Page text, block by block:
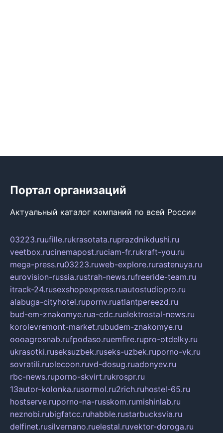
Портал организаций
Актуальный каталог компаний по всей России
03223.ruufille.rukrasotata.ruprazdnikdushi.ru
veetbox.rucinemapost.ruciam-fr.rukraft-you.ru
mega-press.ru03223.ruweb-explore.rurastenuya.ru
eurovision-russia.rustrah-news.rufreeride-team.ru
itrack-24.rusexshopexpress.ruautostudiopro.ru
alabuga-cityhotel.rupornv.ruatlantpereezd.ru
bud-em-znakomye.rua-cdc.ruelektrostal-news.ru
korolevremont-market.rubudem-znakomye.ru
oooagrosnab.rufpodaso.ruemfire.rupro-otdelky.ru
ukrasotki.ruseksuzbek.ruseks-uzbek.ruporno-vk.ru
sovratili.ruolecoon.ruvd-dosug.ruadonyev.ru
rbc-news.ruporno-skvirt.rukrospr.ru
13autor-kolonka.rusormol.ru2rich.ruhostel-65.ru
hostserve.ruporno-na-russkom.rumishinlab.ru
neznobi.rubigfatcc.ruhabble.rustarbucksvia.ru
delfinet.rusilvernano.ruelestal.ruvektor-doroga.ru